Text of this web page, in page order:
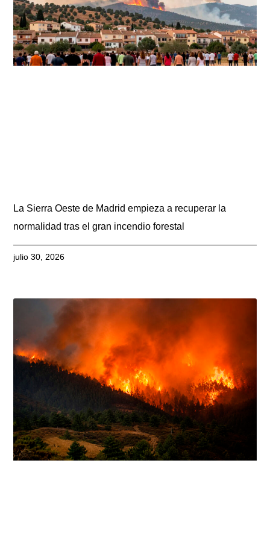
La Sierra Oeste de Madrid empieza a recuperar la
normalidad tras el gran incendio forestal
julio 30, 2026